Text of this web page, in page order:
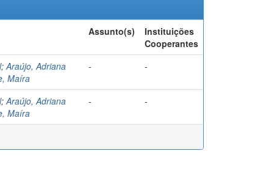
Assunto(s)
Instituições
Cooperantes
; Araújo, Adriana
Maíra
- -
; Araújo, Adriana
Maíra
- -